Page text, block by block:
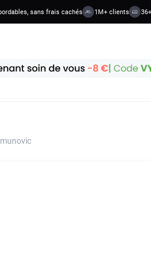
sans frais cachés 1M+ clients 36+